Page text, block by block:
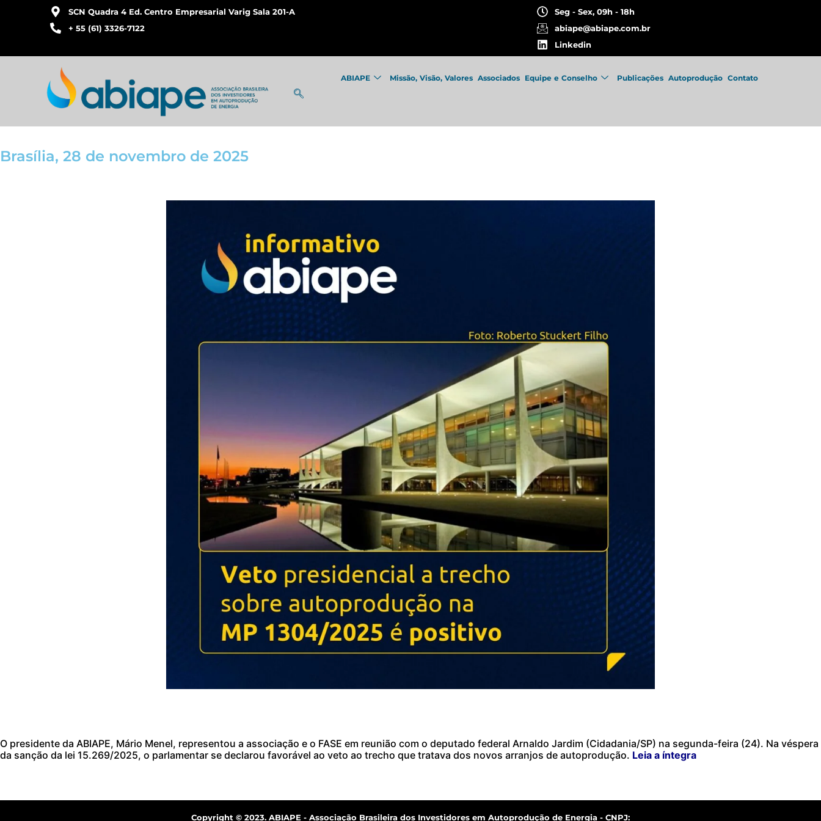
SCN Quadra 4 Ed. Centro Empresarial Varig Sala 201-A
+ 55 (61) 3326-7122
Seg - Sex, 09h - 18h
abiape@abiape.com.br
Linkedin
ABIAPE Missão, Visão, Valores Associados Equipe e Conselho Publicações Autoprodução Contato
Brasília, 28 de novembro de 2025
O presidente da ABIAPE, Mário Menel, representou a associação e o FASE em reunião com o deputado federal Arnaldo Jardim (Cidadania/SP) na segunda-feira (24). Na véspera
da sanção da lei 15.269/2025, o parlamentar se declarou favorável ao veto ao trecho que tratava dos novos arranjos de autoprodução. Leia a íntegra
Copyright © 2023. ABIAPE - Associação Brasileira dos Investidores em Autoprodução de Energia - CNPJ: